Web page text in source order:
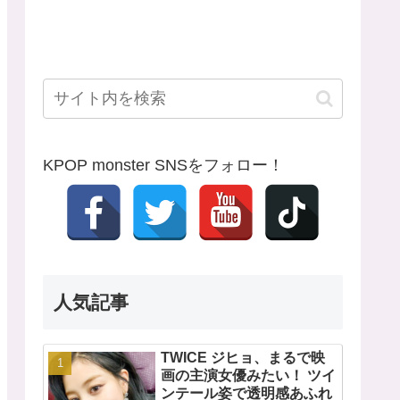
KPOP monster SNSをフォロー！
人気記事
TWICE ジヒョ、まるで映
画の主演女優みたい！ ツイ
ンテール姿で透明感あふれ